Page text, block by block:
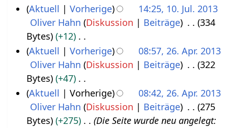
s
u
s
a
m
m
n
t
u
n
s
u
s
a
b
e
i
t
u
n
s
m
1
e
a
r
b
e
i
t
u
n
0
n
B
e
a
r
b
e
i
0
K
i
n
B
e
a
r
Aktuell Vorherige
14:25, 10. Jul. 2013
Oliver Hahn Diskussion Beiträge
334
Bytes
+12
K
i
n
B
Aktuell Vorherige
08:57, 26. Apr. 2013
Oliver Hahn Diskussion Beiträge
322
Bytes
+47
K
i
Aktuell Vorherige
08:42, 26. Apr. 2013
Oliver Hahn Diskussion Beiträge
275
Bytes
+275
Die Seite wurde neu angelegt: